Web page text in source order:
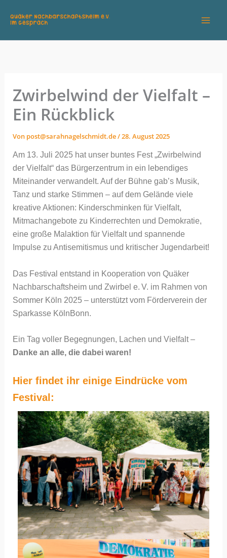
Inhalt
Zwirbelwind der Vielfalt –
Ein Rückblick
Von post@sarahnagelschmidt.de/28. August 2025
Am 13. Juli 2025 hat unser buntes Fest „Zwirbelwind
der Vielfalt“ das Bürgerzentrum in ein lebendiges
Miteinander verwandelt. Auf der Bühne gab’s Musik,
Tanz und starke Stimmen – auf dem Gelände viele
kreative Aktionen: Kinderschminken für Vielfalt,
Mitmachangebote zu Kinderrechten und Demokratie,
eine große Malaktion für Vielfalt und spannende
Impulse zu Antisemitismus und kritischer Jugendarbeit!
Das Festival entstand in Kooperation von Quäker
Nachbarschaftsheim und Zwirbel e. V. im Rahmen von
Sommer Köln 2025 – unterstützt vom Förderverein der
Sparkasse KölnBonn.
Ein Tag voller Begegnungen, Lachen und Vielfalt –
Danke an alle, die dabei waren!
Hier findet ihr einige Eindrücke vom
Festival: